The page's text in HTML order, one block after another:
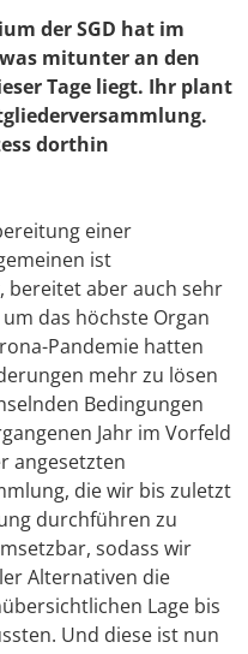
der SGD hat im
mitunter an den
Tage liegt. Ihr plant
dorthin
einer
ist
bereitet aber auch sehr
das höchste Organ
Pandemie hatten
mehr zu lösen
Bedingungen
Jahr im Vorfeld
angesetzten
die wir bis zuletzt
durchführen zu
sodass wir
Alternativen die
Lage bis
Und diese ist nun